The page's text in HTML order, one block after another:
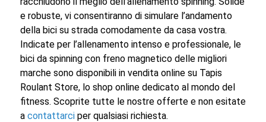
e robuste, vi consentiranno di simulare l’andamento
della bici su strada comodamente da casa vostra.
Indicate per l’allenamento intenso e professionale, le
bici da spinning con freno magnetico delle migliori
marche sono disponibili in vendita online su Tapis
Roulant Store, lo shop online dedicato al mondo del
fitness. Scoprite tutte le nostre offerte e non esitate
a contattarci per qualsiasi richiesta.